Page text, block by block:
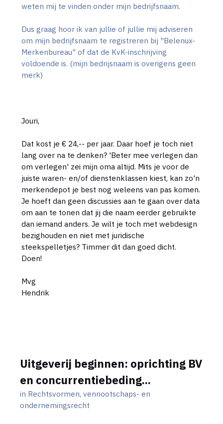
weten mij te vinden onder mijn bedrijfsnaam.
Dus graag hoor ik van jullie of jullie mij adviseren
om mijn bedrijfsnaam te registreren bij "Belenux-
Merkenbureau" of dat de KvK-inschrijving
voldoende is. (mijn bedrijsnaam is overigens geen
merk)
Jouri,
Dat kost je € 24,-- per jaar. Daar hoef je toch niet
lang over na te denken? 'Beter mee verlegen dan
om verlegen' zei mijn oma altijd. Mits je voor de
juiste waren- en/of dienstenklassen kiest, kan zo'n
merkendepot je best nog weleens van pas komen.
Je hoeft dan geen discussies aan te gaan over data
om aan te tonen dat jij die naam eerder gebruikte
dan iemand anders. Je wilt je toch met webdesign
bezighouden en niet met juridische
steekspelletjes? Timmer dit dan goed dicht.
Doen!
Mvg
Hendrik
Uitgeverij beginnen: oprichting BV
en concurrentiebeding...
in Rechtsvormen, vennootschaps- en
ondernemingsrecht